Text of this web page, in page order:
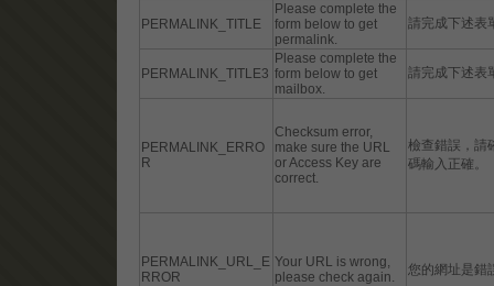
PERMALINK_TITLE
Please complete the
form below to get
permalink.
請完成下述表
PERMALINK_TITLE3
Please complete the
form below to get
mailbox.
請完成下述表
PERMALINK_ERRO
R
Checksum error,
make sure the URL
or Access Key are
correct.
檢查錯誤，請
碼輸入正確。
PERMALINK_URL_E
RROR
Your URL is wrong,
please check again.
您的網址是錯